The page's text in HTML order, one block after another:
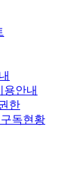
용안내
한
독현황